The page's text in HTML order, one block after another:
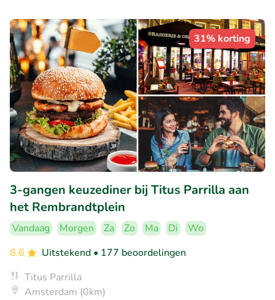
31% korting
3-gangen keuzediner bij Titus Parrilla aan
het Rembrandtplein
Vandaag Morgen Za Zo Ma Di
Wo
8.6
Uitstekend • 177 beoordelingen
Titus Parrilla
Amsterdam (0km)